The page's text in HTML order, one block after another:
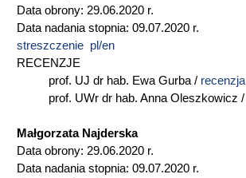
Data obrony: 29.06.2020 r.
Data nadania stopnia: 09.07.2020 r.
streszczenie pl/en
RECENZJE
prof. UJ dr hab. Ewa Gurba / recenzja
prof. UWr dr hab. Anna Oleszkowicz /
Małgorzata Najderska
Data obrony: 29.06.2020 r.
Data nadania stopnia: 09.07.2020 r.